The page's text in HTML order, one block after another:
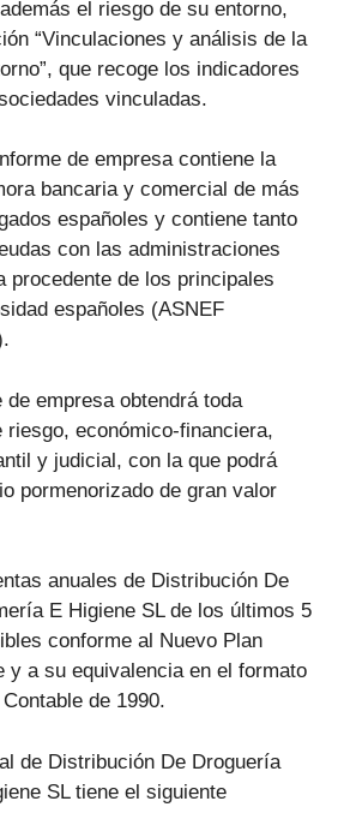
el riesgo de su entorno,
“Vinculaciones y análisis de la
que recoge los indicadores
vinculadas.
de empresa contiene la
bancaria y comercial de más
españoles y contiene tanto
con las administraciones
procedente de los principales
españoles (ASNEF
empresa obtendrá toda
riesgo, económico-financiera,
y judicial, con la que podrá
pormenorizado de gran valor
anuales de Distribución De
E Higiene SL de los últimos 5
conforme al Nuevo Plan
y a su equivalencia en el formato
de 1990.
de Distribución De Droguería
SL tiene el siguiente